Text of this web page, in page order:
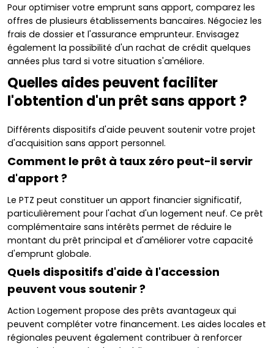
Pour optimiser votre emprunt sans apport, comparez les
offres de plusieurs établissements bancaires. Négociez les
frais de dossier et l'assurance emprunteur. Envisagez
également la possibilité d'un rachat de crédit quelques
années plus tard si votre situation s'améliore.
Quelles aides peuvent faciliter
l'obtention d'un prêt sans apport ?
Différents dispositifs d'aide peuvent soutenir votre projet
d'acquisition sans apport personnel.
Comment le prêt à taux zéro peut-il servir
d'apport ?
Le PTZ peut constituer un apport financier significatif,
particulièrement pour l'achat d'un logement neuf. Ce prêt
complémentaire sans intérêts permet de réduire le
montant du prêt principal et d'améliorer votre capacité
d'emprunt globale.
Quels dispositifs d'aide à l'accession
peuvent vous soutenir ?
Action Logement propose des prêts avantageux qui
peuvent compléter votre financement. Les aides locales et
régionales peuvent également contribuer à renforcer